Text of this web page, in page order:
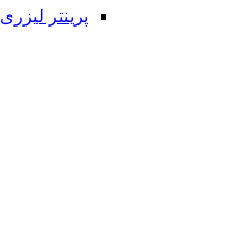
پرینتر لیزری